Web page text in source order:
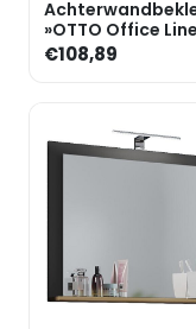
»OTTO Office
120 cm
€108,89